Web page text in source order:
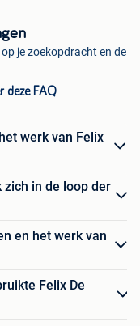
je zoekopdracht en de
deze FAQ
werk van Felix
zich in de loop der
en het werk van
Felix De